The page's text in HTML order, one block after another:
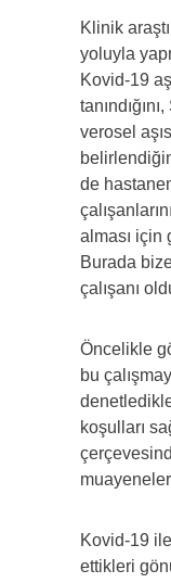
Klinik
yoluyla
Kovid-19
verosel
de
alması için
Burada
çalışanı
Öncelikle
bu
koşulları
Kovid-19 ile
ettikleri